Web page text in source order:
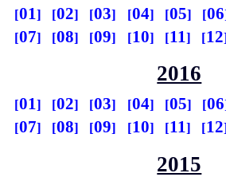
01 02 03 04 05
06
07
08 09 10 11 12
2016
01 02 03 04 05
06
07
08 09 10 11 12
2015